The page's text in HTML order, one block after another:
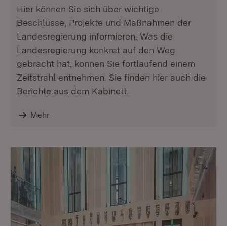
Hier können Sie sich über wichtige
Beschlüsse, Projekte und Maßnahmen der
Landesregierung informieren. Was die
Landesregierung konkret auf den Weg
gebracht hat, können Sie fortlaufend einem
Zeitstrahl entnehmen. Sie finden hier auch die
Berichte aus dem Kabinett.
Mehr